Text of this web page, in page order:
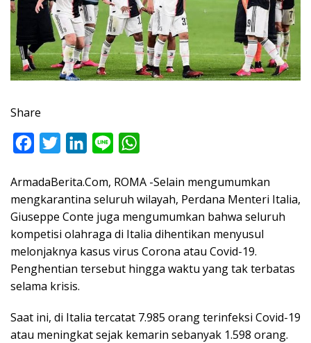
Share
c
e
b
o
o
k
i
t
t
e
r
n
k
d
I
n
e
a
t
s
A
p
ArmadaBerita.Com, ROMA -Selain mengumumkan
mengkarantina seluruh wilayah, Perdana Menteri Italia,
Giuseppe Conte juga mengumumkan bahwa seluruh
kompetisi olahraga di Italia dihentikan menyusul
melonjaknya kasus virus Corona atau Covid-19.
Penghentian tersebut hingga waktu yang tak terbatas
selama krisis.
Saat ini, di Italia tercatat 7.985 orang terinfeksi Covid-19
atau meningkat sejak kemarin sebanyak 1.598 orang.